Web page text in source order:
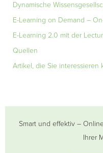
Dynamische
E-Learning on Demand –
E-Learning 2.0 mit der
Quellen
Artikel, die Sie interessieren
Smart und effektiv –
Ihrer